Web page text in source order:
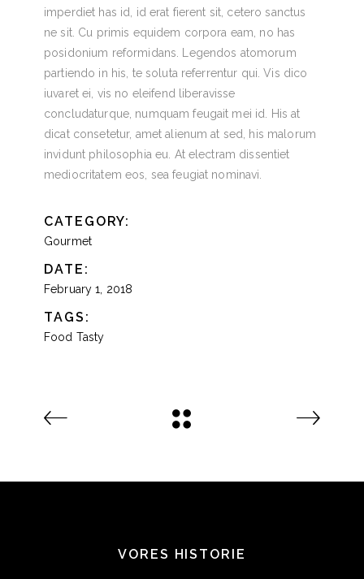
imperdiet has id, id erat fierent sit, cetero sanctus
ne sit. Cu primis equidem corpora eam, no has
posidonium reformidans. Legendos atomorum
partiendo in his, te soluta referrentur qui. Vis dico
iuvaret ei, vis no eleifend liberavisse
concludaturque, numquam feugait mei id. His at
dicat consetetur, amet alienum at sed, his malorum
invidunt philosophia eu. At electram dissentiet
mediocritatem eos, sea feugiat nominavi.
CATEGORY:
Gourmet
DATE:
February 1, 2018
TAGS:
Food Tasty
VORES HISTORIE